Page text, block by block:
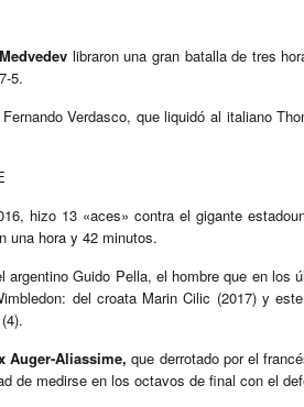
libraron una gran batalla de tres
5.
Verdasco, que liquidó al italiano
hizo 13 «aces» contra el gigante
una hora y 42 minutos.
argentino Guido Pella, el hombre que en
del croata Marin Cilic (2017) y
Auger-Aliassime, que derrotado por el
de medirse en los octavos de final con el